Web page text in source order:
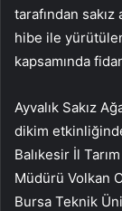
tarafından
hibe ile
kapsamında
Ayvalık Sakız
dikim
Balıkesir İl
Müdürü Volkan
Bursa Teknik